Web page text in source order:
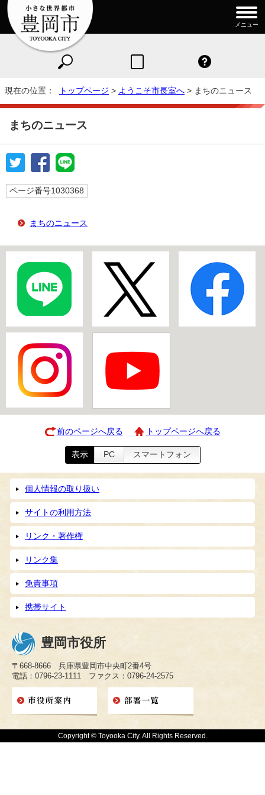
メニュー
現在の位置： トップページ > ようこそ市長室へ > まちのニュース
まちのニュース
ページ番号1030368
まちのニュース
前のページへ戻る トップページへ戻る
表示 PC スマートフォン
個人情報の取り扱い
サイトの利用方法
リンク・著作権
リンク集
免責事項
携帯サイト
豊岡市役所
〒668-8666 兵庫県豊岡市中央町2番4号
電話：0796-23-1111 ファクス：0796-24-2575
Copyright © Toyooka City. All Rights Reserved.